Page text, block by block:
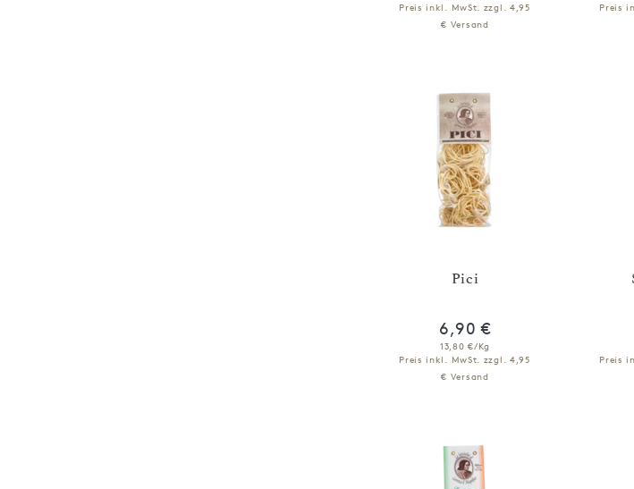
Preis inkl. MwSt. zzgl. 4,95
€ Versand
Preis
Pici
6,90 €
13,80 €/Kg
Preis inkl. MwSt. zzgl. 4,95
€ Versand
Preis